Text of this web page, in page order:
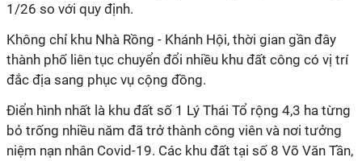
1/26 so với quy định.
Không chỉ khu Nhà Rồng - Khánh Hội, thời gian gần đây
thành phố liên tục chuyển đổi nhiều khu đất công có vị trí
đắc địa sang phục vụ cộng đồng.
Điển hình nhất là khu đất số 1 Lý Thái Tổ rộng 4,3 ha từng
bỏ trống nhiều năm đã trở thành công viên và nơi tưởng
niệm nạn nhân Covid-19. Các khu đất tại số 8 Võ Văn Tần,